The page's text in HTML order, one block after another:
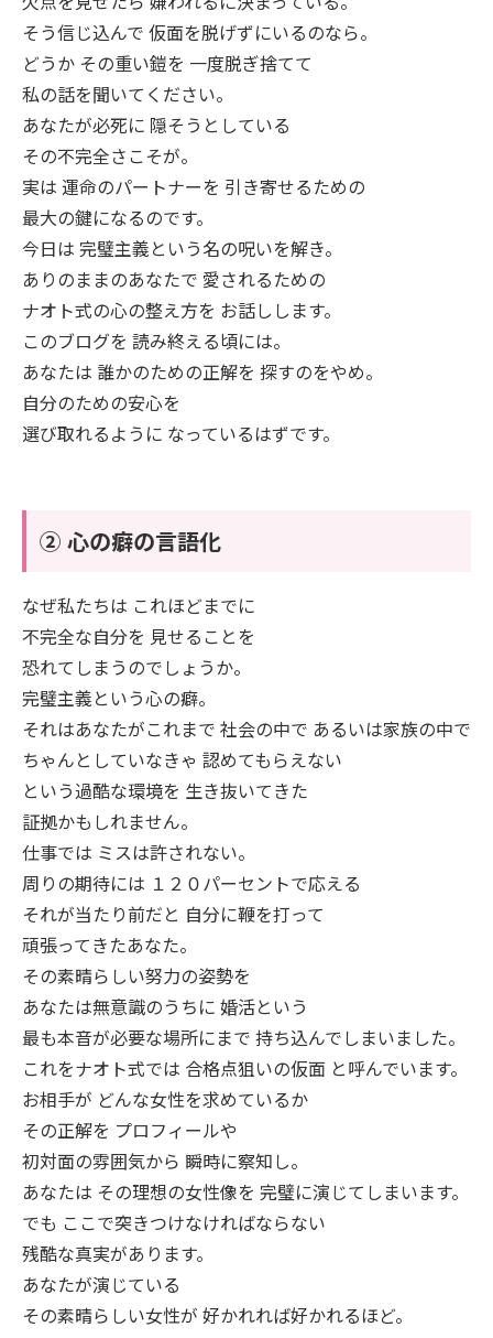
そう信じ込んで 仮面を脱げずにいるのなら。
どうか その重い鎧を 一度脱ぎ捨てて
私の話を聞いてください。
あなたが必死に 隠そうとしている
その不完全さこそが。
実は 運命のパートナーを 引き寄せるための
最大の鍵になるのです。
今日は 完璧主義という名の呪いを解き。
ありのままのあなたで 愛されるための
ナオト式の心の整え方を お話しします。
このブログを 読み終える頃には。
あなたは 誰かのための正解を 探すのをやめ。
自分のための安心を
選び取れるように なっているはずです。
② 心の癖の言語化
なぜ私たちは これほどまでに
不完全な自分を 見せることを
恐れてしまうのでしょうか。
完璧主義という心の癖。
それはあなたがこれまで 社会の中で あるいは家族の中で
ちゃんとしていなきゃ 認めてもらえない
という過酷な環境を 生き抜いてきた
証拠かもしれません。
仕事では ミスは許されない。
周りの期待には １２０パーセントで応える
それが当たり前だと 自分に鞭を打って
頑張ってきたあなた。
その素晴らしい努力の姿勢を
あなたは無意識のうちに 婚活という
最も本音が必要な場所にまで 持ち込んでしまいました。
これをナオト式では 合格点狙いの仮面 と呼んでいます。
お相手が どんな女性を求めているか
その正解を プロフィールや
初対面の雰囲気から 瞬時に察知し。
あなたは その理想の女性像を 完璧に演じてしまいます。
でも ここで突きつけなければならない
残酷な真実があります。
あなたが演じている
その素晴らしい女性が 好かれれば好かれるほど。